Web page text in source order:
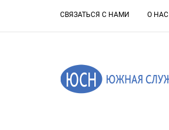
СВЯЗАТЬСЯ С НАМИ О НАС